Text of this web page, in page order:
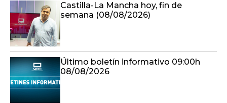
Castilla-La Mancha hoy, fin de
semana (08/08/2026)
Último boletín informativo 09:00h
08/08/2026